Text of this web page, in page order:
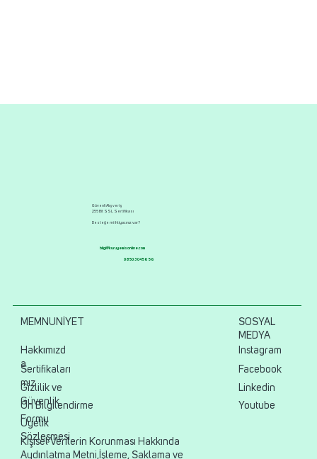
Güvenli Alışveriş
256 Bit SSL Sertifikası
Desteğe mi ihtiyacınız var?
bilgi@kuruyemisonline.com
0850 304 56 56
Hakkımızd
a
Sertifikaları
mız
MEMNUNİYET
Gizlilik ve
Güvenlik
Ön Bilgilendirme
Formu
Üyelik
Sözleşmesi
Kişisel Verilerin Korunması Hakkında
Aydınlatma Metni,İşleme, Saklama ve
SOSYAL
MEDYA
Instagram
Facebook
Linkedin
Youtube